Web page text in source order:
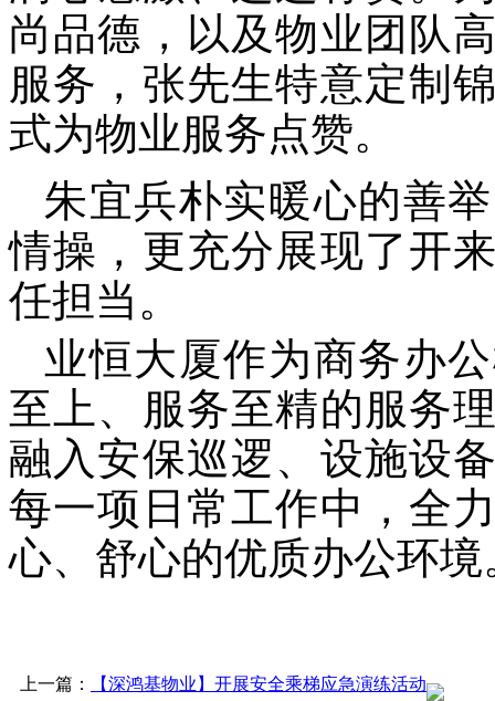
尚品德，以及物业团队
服务，张先生特意定制
式为物业服务点赞。
朱宜兵朴实暖心的善
情操，更充分展现了开
任担当。
业恒大厦作为商务办
至上、服务至精的服务
融入安保巡逻、设施设
每一项日常工作中，全
心、舒心的优质办公环境
上一篇： 【深鸿基物业】开展安全乘梯应急演练活动